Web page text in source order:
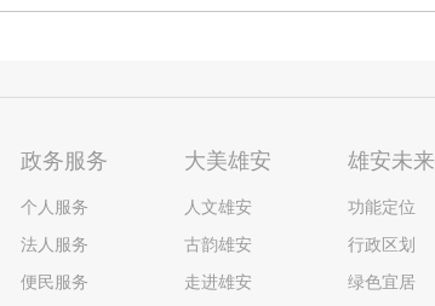
政务服务
个人服务
法人服务
便民服务
大美雄安
人文雄安
古韵雄安
走进雄安
雄安未来
功能定位
行政区划
绿色宜居